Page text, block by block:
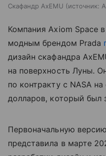
Скафандр AxEMU источник:
Компания Axiom Space
модным брендом Prada
дизайн скафандра
на поверхность Луны.
по контракту с NASA
долларов, который был
Первоначальную
представила в марте